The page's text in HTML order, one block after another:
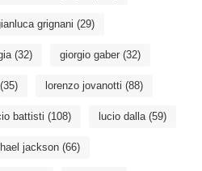
grignani (29)
(32) giorgio gaber(32)
lorenzo jovanotti (88)
battisti (108) lucio dalla(59)
jackson(66)